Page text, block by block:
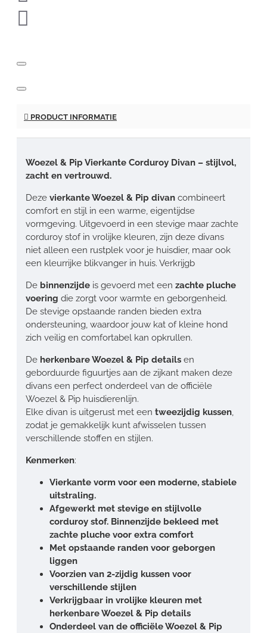
PRODUCT INFORMATIE
Woezel & Pip Vierkante Corduroy Divan – stijlvol,
zacht en vertrouwd.
Deze vierkante Woezel & Pip divan combineert
comfort en stijl in een warme, eigentijdse
vormgeving. Uitgevoerd in een stevige maar zachte
corduroy stof in vrolijke kleuren, zijn deze divans
niet alleen een rustplek voor je huisdier, maar ook
een kleurrijke blikvanger in huis. Verkrijgb
De binnenzijde is gevoerd met een zachte pluche
voering die zorgt voor warmte en geborgenheid.
De stevige opstaande randen bieden extra
ondersteuning, waardoor jouw kat of kleine hond
zich veilig en comfortabel kan opkrullen.
De herkenbare Woezel & Pip details en
geborduurde figuurtjes aan de zijkant maken deze
divans een perfect onderdeel van de officiële
Woezel & Pip huisdierenlijn.
Elke divan is uitgerust met een tweezijdig kussen,
zodat je gemakkelijk kunt afwisselen tussen
verschillende stoffen en stijlen.
Kenmerken:
Vierkante vorm voor een moderne, stabiele
uitstraling.
Afgewerkt met stevige en stijlvolle
corduroy stof. Binnenzijde bekleed met
zachte pluche voor extra comfort
Met opstaande randen voor geborgen
liggen
Voorzien van 2-zijdig kussen voor
verschillende stijlen
Verkrijgbaar in vrolijke kleuren met
herkenbare Woezel & Pip details
Onderdeel van de officiële Woezel & Pip